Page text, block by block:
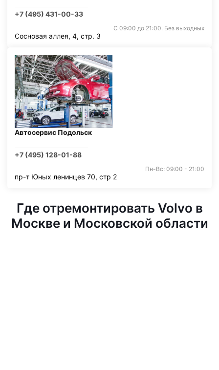
+7 (495) 431-00-33
С 09:00 до 21:00. Без выходных
Сосновая аллея, 4, стр. 3
Автосервис Подольск
+7 (495) 128-01-88
Пн-Вс: 09:00 - 21:00
пр-т Юных ленинцев 70, стр 2
Где отремонтировать Volvo в
Москве и Московской области